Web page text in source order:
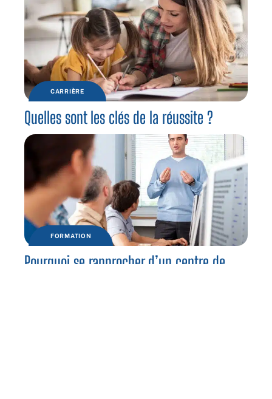
CARRIÈRE
Quelles sont les clés de la réussite ?
FORMATION
Pourquoi se rapprocher d’un centre de